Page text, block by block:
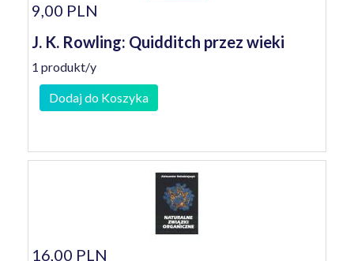
9,00 PLN
J. K. Rowling: Quidditch przez wieki
1 produkt/y
Dodaj do Koszyka
16,00 PLN